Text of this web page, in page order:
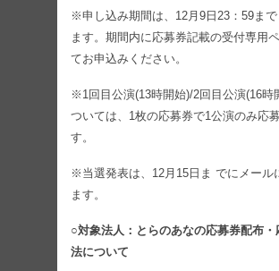
※申し込み期間は、12月9日23：59まで
ます。期間内に応募券記載の受付専用
てお申込みください。
※1回目公演(13時開始)/2回目公演(16時
ついては、1枚の応募券で1公演のみ応
す。
※当選発表は、12月15日ま でにメール
ます。
○対象法人：とらのあなの応募券配布・
法について